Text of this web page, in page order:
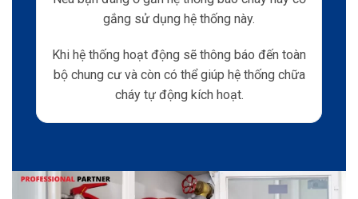
gắng sử dụng hệ thống này.
Khi hệ thống hoạt động sẽ thông báo đến toàn
bộ chung cư và còn có thể giúp hệ thống chữa
cháy tự động kích hoạt.